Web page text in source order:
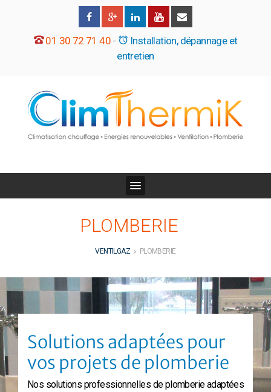
01 30 72 71 40-
Installation, dépannage et
entretien
PLOMBERIE
VENTILGAZ PLOMBERIE
Solutions adaptées pour
vos projets de plomberie
Nos solutions professionnelles de plomberie adaptées